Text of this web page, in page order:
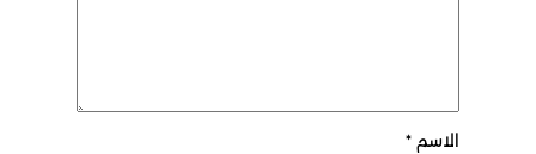
الاسم *